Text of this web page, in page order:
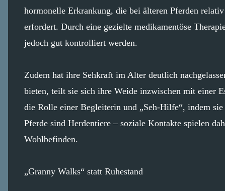
hormonelle Erkrankung, die bei älteren Pferden
erfordert. Durch eine gezielte medikamentöse
jedoch gut kontrolliert werden.
Zudem hat ihre Sehkraft im Alter deutlich
bieten, teilt sie sich ihre Weide inzwischen mit einer
die Rolle einer Begleiterin und „Seh-Hilfe“, indem
Pferde sind Herdentiere – soziale Kontakte spielen
Wohlbefinden.
„Granny Walks“ statt Ruhestand